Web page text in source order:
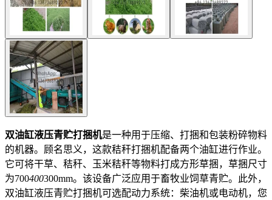
双油缸液压青贮打捆机是一种用于压缩、打捆和包装粉碎物料
的机器。顾名思义，这款秸秆打捆机配备两个油缸进行作业。
它可将干草、秸秆、玉米秸秆等物料打成方形草捆，草捆尺寸
为700400300mm。该设备广泛应用于畜牧业饲草青贮。此外，
双油缸液压青贮打捆机可选配动力系统：柴油机或电动机，您